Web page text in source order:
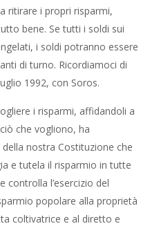
ritirare i propri risparmi,
bene. Se tutti i soldi sui
i soldi potranno essere
di turno. Ricordiamoci di
1992, con Soros.
i risparmi, affidandoli a
che vogliono, ha
della nostra Costituzione che
e tutela il risparmio in tutte
controlla l’esercizio del
popolare alla proprietà
coltivatrice e al diretto e